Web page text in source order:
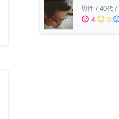
男性 / 40代 /
sentiment_satisfied 4 sentiment_neutral 0